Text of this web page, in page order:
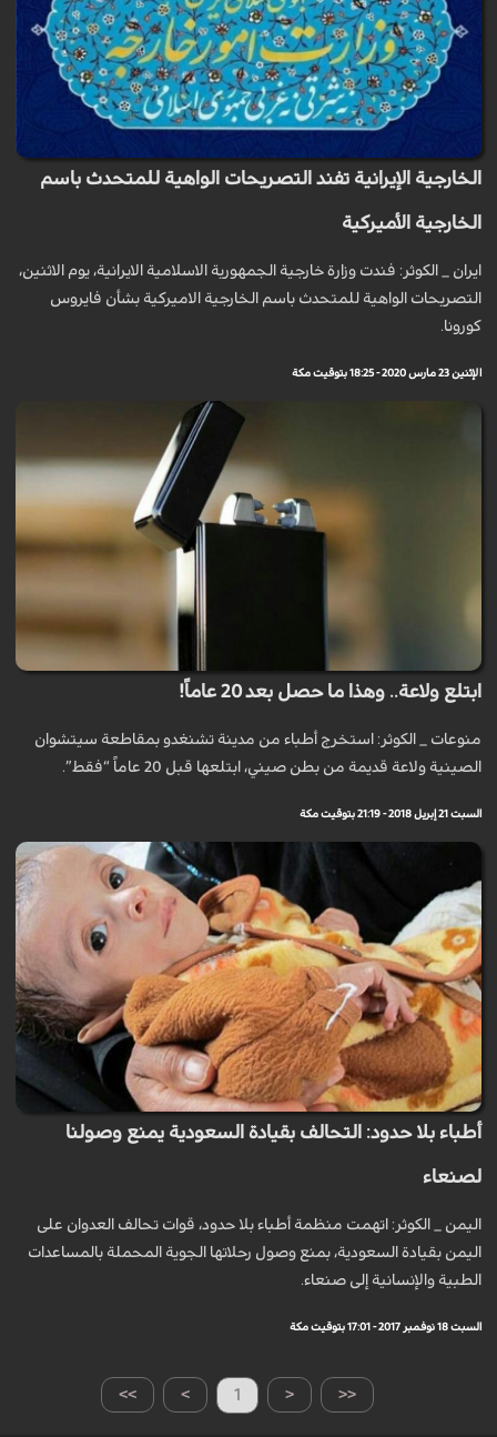
الخارجية الإيرانية تفند التصريحات الواهية للمتحدث باسم
الخارجية الأميركية
ايران _ الكوثر: فندت وزارة خارجية الجمهورية الاسلامية الايرانية، يوم الاثنين،
التصريحات الواهية للمتحدث باسم الخارجية الاميركية بشأن فايروس
كورونا.
الإثنين 23 مارس 2020 - 18:25 بتوقيت مكة
ابتلع ولاعة.. وهذا ما حصل بعد 20 عاماً!
منوعات _ الكوثر: استخرج أطباء من مدينة تشنغدو بمقاطعة سيتشوان
الصينية ولاعة قديمة من بطن صيني، ابتلعها قبل 20 عاماً “فقط”.
السبت 21 إبريل 2018 - 21:19 بتوقيت مكة
أطباء بلا حدود: التحالف بقيادة السعودية يمنع وصولنا
لصنعاء
اليمن _ الكوثر: اتهمت منظمة أطباء بلا حدود، قوات تحالف العدوان على
اليمن بقيادة السعودية، بمنع وصول رحلاتها الجوية المحملة بالمساعدات
الطبية والإنسانية إلى صنعاء.
السبت 18 نوفمبر 2017 - 17:01 بتوقيت مكة
>> > 1 < <<